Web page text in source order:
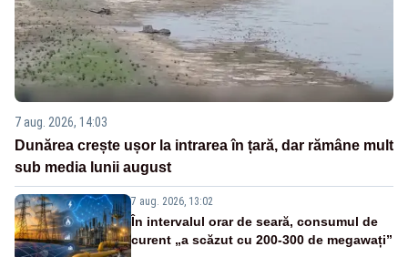
7 aug. 2026, 14:03
Dunărea crește ușor la intrarea în țară, dar rămâne mult
sub media lunii august
7 aug. 2026, 13:02
În intervalul orar de seară, consumul de
curent „a scăzut cu 200-300 de megawați”